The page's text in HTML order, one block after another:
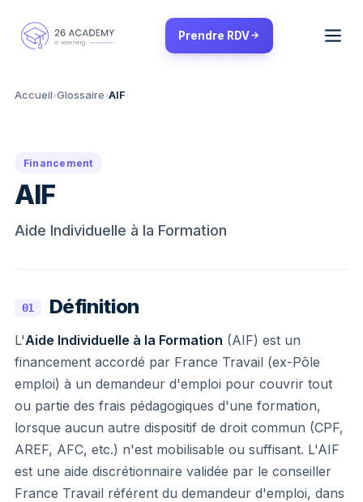
Prendre RDV
Accueil›Glossaire›AIF
Financement
AIF
Aide Individuelle à la Formation
01 Définition
L'Aide Individuelle à la Formation (AIF) est un
financement accordé par France Travail (ex-Pôle
emploi) à un demandeur d'emploi pour couvrir tout
ou partie des frais pédagogiques d'une formation,
lorsque aucun autre dispositif de droit commun (CPF,
AREF, AFC, etc.) n'est mobilisable ou suffisant. L'AIF
est une aide discrétionnaire validée par le conseiller
France Travail référent du demandeur d'emploi, dans